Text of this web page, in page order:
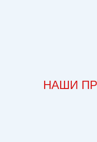
НАШИ